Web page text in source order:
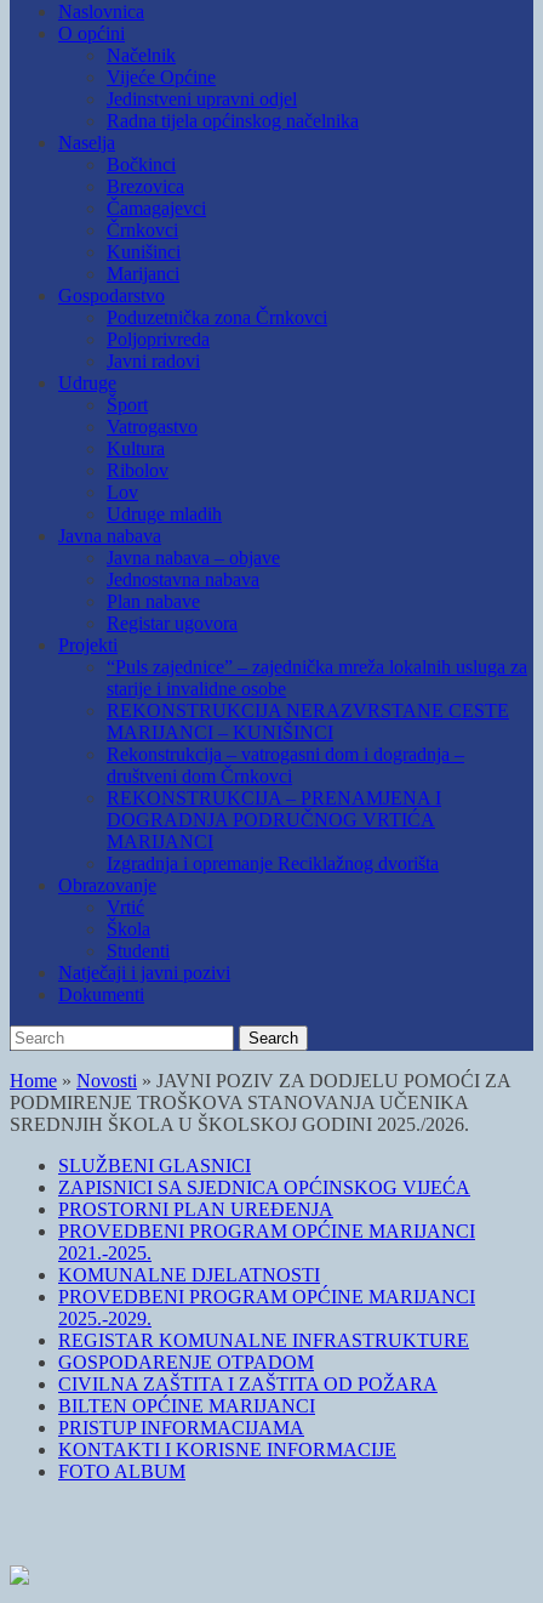
Naslovnica
O općini
Načelnik
Vijeće Općine
Jedinstveni upravni odjel
Radna tijela općinskog načelnika
Naselja
Bočkinci
Brezovica
Čamagajevci
Črnkovci
Kunišinci
Marijanci
Gospodarstvo
Poduzetnička zona Črnkovci
Poljoprivreda
Javni radovi
Udruge
Šport
Vatrogastvo
Kultura
Ribolov
Lov
Udruge mladih
Javna nabava
Javna nabava – objave
Jednostavna nabava
Plan nabave
Registar ugovora
Projekti
“Puls zajednice” – zajednička mreža lokalnih usluga za
starije i invalidne osobe
REKONSTRUKCIJA NERAZVRSTANE CESTE
MARIJANCI – KUNIŠINCI
Rekonstrukcija – vatrogasni dom i dogradnja –
društveni dom Črnkovci
REKONSTRUKCIJA – PRENAMJENA I
DOGRADNJA PODRUČNOG VRTIĆA
MARIJANCI
Izgradnja i opremanje Reciklažnog dvorišta
Obrazovanje
Vrtić
Škola
Studenti
Natječaji i javni pozivi
Dokumenti
Search
for:
Search
Home » Novosti » JAVNI POZIV ZA DODJELU POMOĆI ZA
PODMIRENJE TROŠKOVA STANOVANJA UČENIKA
SREDNJIH ŠKOLA U ŠKOLSKOJ GODINI 2025./2026.
SLUŽBENI GLASNICI
ZAPISNICI SA SJEDNICA OPĆINSKOG VIJEĆA
PROSTORNI PLAN UREĐENJA
PROVEDBENI PROGRAM OPĆINE MARIJANCI
2021.-2025.
KOMUNALNE DJELATNOSTI
PROVEDBENI PROGRAM OPĆINE MARIJANCI
2025.-2029.
REGISTAR KOMUNALNE INFRASTRUKTURE
GOSPODARENJE OTPADOM
CIVILNA ZAŠTITA I ZAŠTITA OD POŽARA
BILTEN OPĆINE MARIJANCI
PRISTUP INFORMACIJAMA
KONTAKTI I KORISNE INFORMACIJE
FOTO ALBUM